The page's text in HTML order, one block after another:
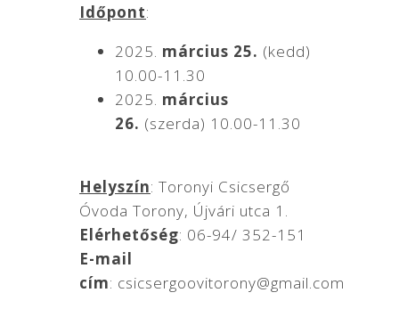
Időpont:
2025. március 25. (kedd)
10.00-11.30
2025. március
26. (szerda) 10.00-11.30
Helyszín: Toronyi Csicsergő
Óvoda Torony, Újvári utca 1.
Elérhetőség: 06-94/ 352-151
E-mail
cím: csicsergoovitorony@gmail.com